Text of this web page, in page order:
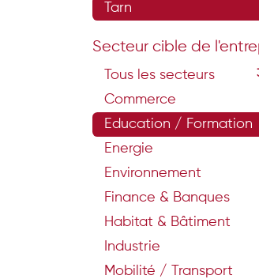
Tarn
Secteur cible de
Tous les secteurs
Commerce
Education / Formation
Energie
Environnement
Finance & Banques
Habitat & Bâtiment
Industrie
Mobilité / Transport